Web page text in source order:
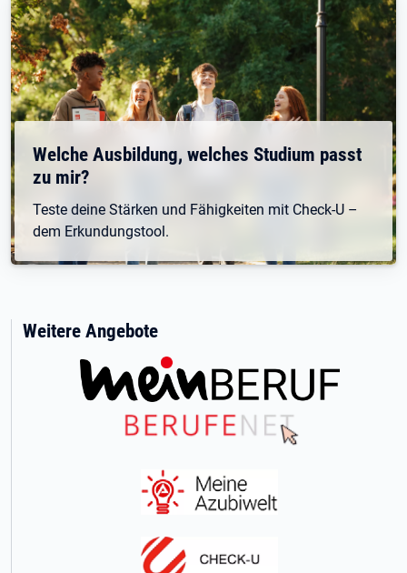
Welche Ausbildung, welches Studium passt
zu mir?
Teste deine Stärken und Fähigkeiten mit Check-U –
dem Erkundungstool.
Weitere Angebote